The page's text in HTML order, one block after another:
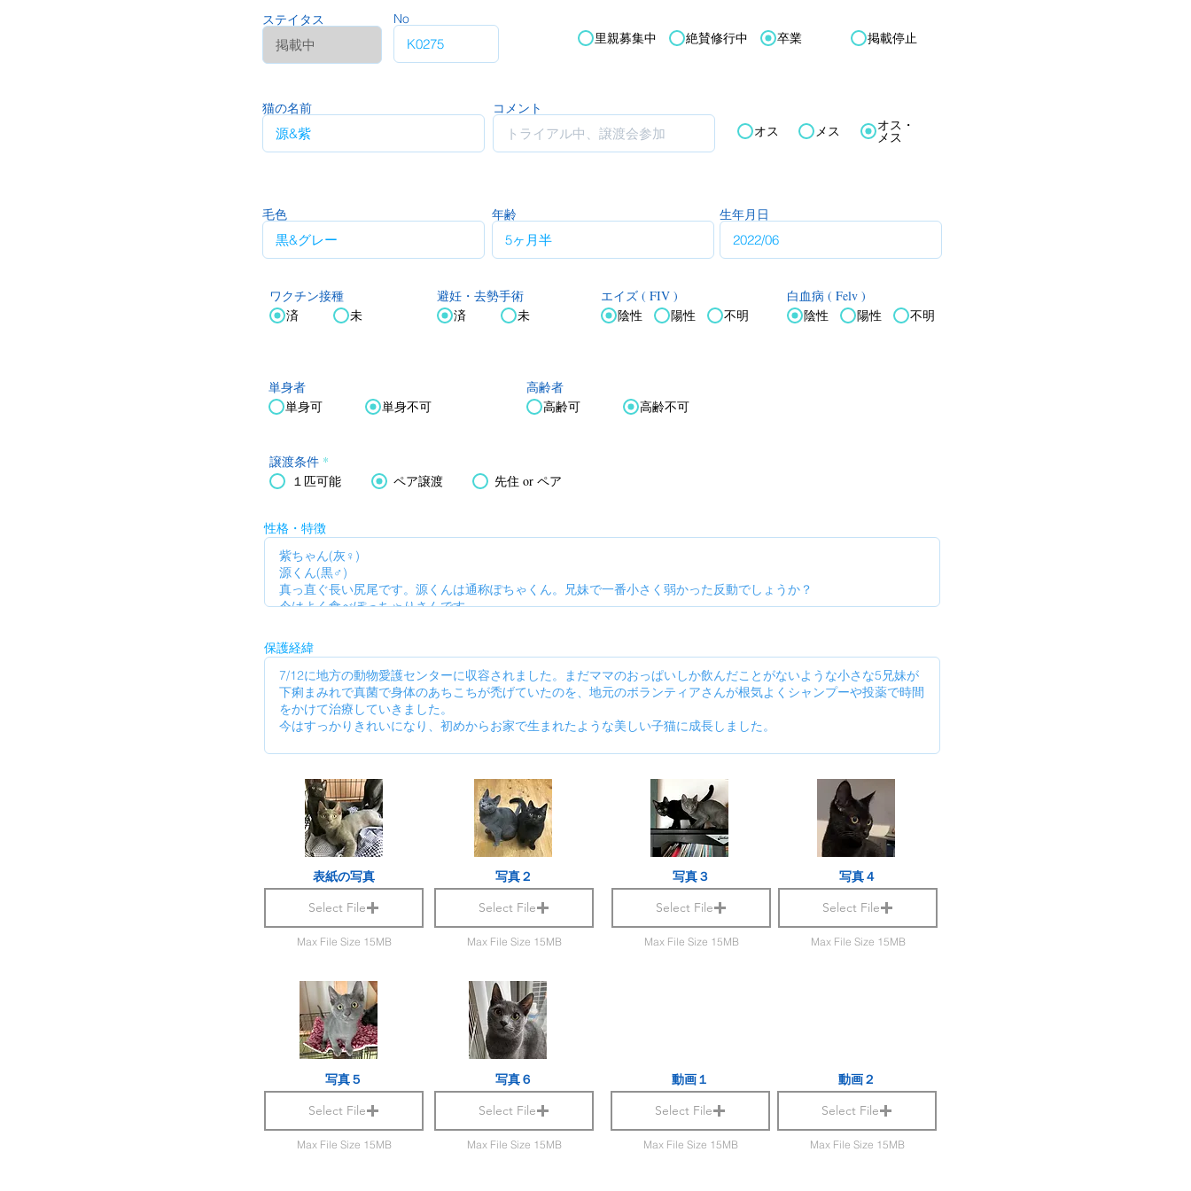
動画１
Select File
Max File Size 15MB
写真６
Select File
Max File Size 15MB
動画２
Select File
Max File Size 15MB
ステイタス No
里親募集中 絶賛修行中 卒業 掲載停止
猫の名前 コメント
オス メス オス・
メス
毛色 年齢 生年月日
ワクチン接種
済
未
避妊・去勢手術
済 未
エイズ ( FIV )
陰性
陽性 不明
白血病 ( Felv )
陰性
陽性 不明
単身者
単身可
単身不可
高齢者
高齢可
高齢不可
譲渡条件 *
１匹可能
ペア譲渡 先住 or ペア
性格・特徴
保護経緯
表紙の写真
Select File
Max File Size 15MB
写真２
Select File
Max File Size 15MB
写真３
Select File
Max File Size 15MB
写真４
Select File
Max File Size 15MB
写真５
Select File
Max File Size 15MB